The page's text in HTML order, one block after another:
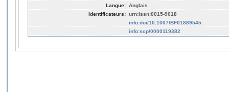
Langue: Anglais
Identificateurs: urn:issn:0015-9018
info:doi/10.1007/BF01889545
info:scp/0000119382